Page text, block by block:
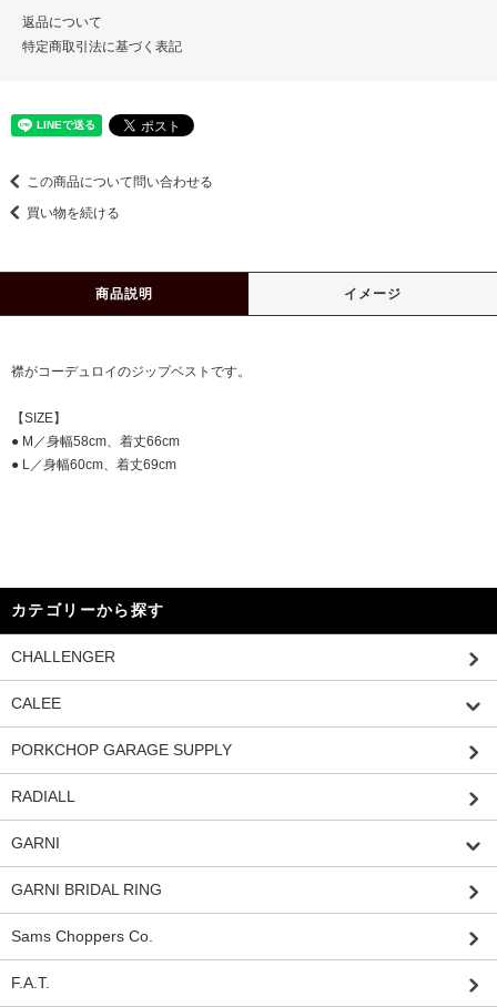
返品について
特定商取引法に基づく表記
この商品について問い合わせる
買い物を続ける
商品説明 イメージ
襟がコーデュロイのジップベストです。
【SIZE】
● M／身幅58cm、着丈66cm
● L／身幅60cm、着丈69cm
カテゴリーから探す
CHALLENGER
CALEE
PORKCHOP GARAGE SUPPLY
RADIALL
GARNI
GARNI BRIDAL RING
Sams Choppers Co.
F.A.T.